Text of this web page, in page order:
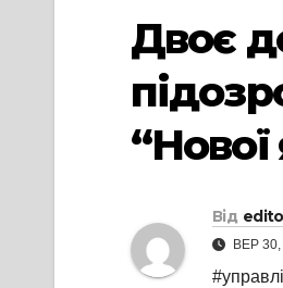
Двоє
“Нової
Від
ВЕР 30,